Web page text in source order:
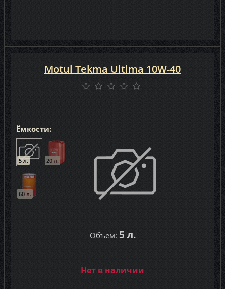
Ёмкости:
5 л. 20 л.
60 л.
Объем: 5 л.
Motul Tekma Ultima 10W-40
Нет в наличии